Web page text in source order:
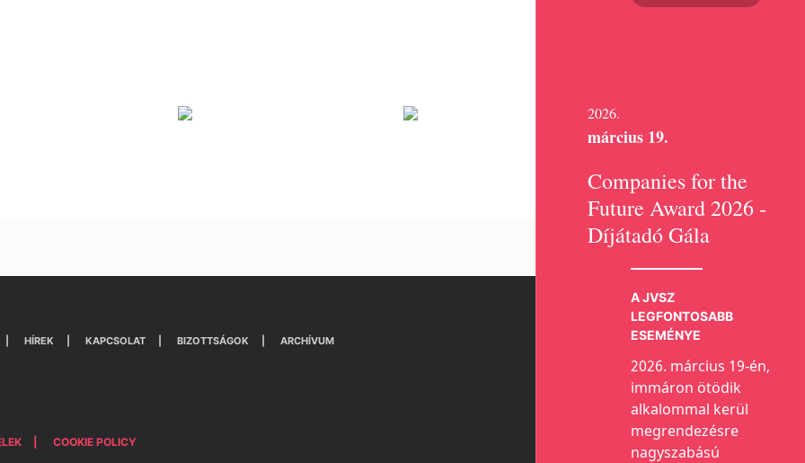
2026.
március 19.
Companies for the
Future Award 2026 -
Díjátadó Gála
A JVSZ
LEGFONTOSABB
ESEMÉNYE
2026. március 19-én,
immáron ötödik
alkalommal kerül
megrendezésre
nagyszabású
HÍREK KAPCSOLAT BIZOTTSÁGOK ARCHÍVUM
COOKIE POLICY